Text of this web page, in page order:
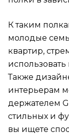
К таким
молодые
квартир,
Также
интерьерам
держателем
стильных и
вы ищете